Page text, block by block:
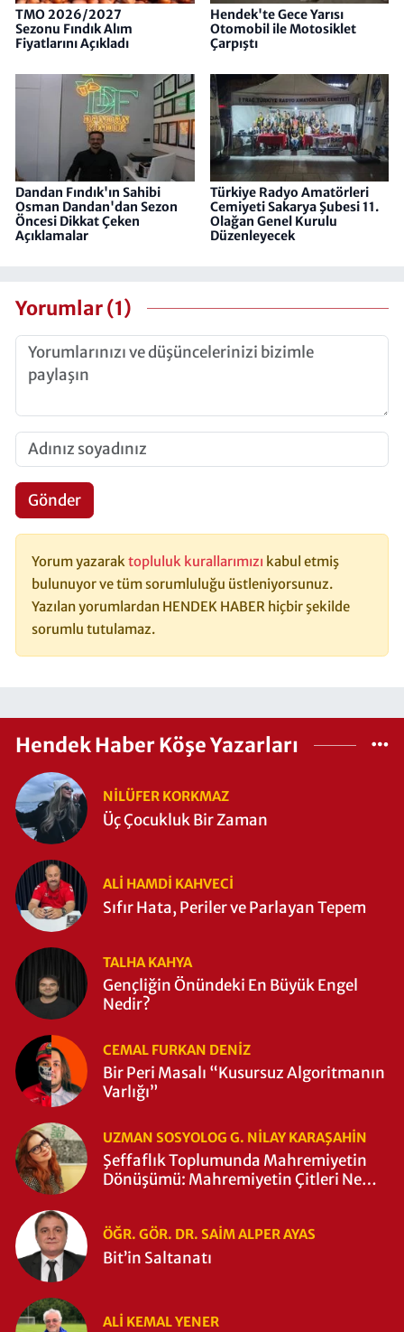
TMO 2026/2027
Sezonu Fındık Alım
Fiyatlarını Açıkladı
Hendek'te Gece Yarısı
Otomobil ile Motosiklet
Çarpıştı
Dandan Fındık'ın Sahibi
Osman Dandan'dan Sezon
Öncesi Dikkat Çeken
Açıklamalar
Türkiye Radyo Amatörleri
Cemiyeti​​​​​​​ Sakarya Şubesi 11.
Olağan Genel Kurulu
Düzenleyecek
Yorumlar (1)
Gönder
Yorum yazaraktopluluk kurallarımızı kabul etmiş
bulunuyor ve tüm sorumluluğu üstleniyorsunuz.
Yazılan yorumlardan HENDEK HABER hiçbir şekilde
sorumlu tutulamaz.
Hendek Haber Köşe Yazarları
NILÜFER KORKMAZ
Üç Çocukluk Bir Zaman
ALI HAMDI KAHVECİ
Sıfır Hata, Periler ve Parlayan Tepem
TALHA KAHYA
Gençliğin Önündeki En Büyük Engel
Nedir?
CEMAL FURKAN DENİZ
Bir Peri Masalı “Kusursuz Algoritmanın
Varlığı”
UZMAN SOSYOLOG G. NILAY KARAŞAHİN
Şeffaflık Toplumunda Mahremiyetin
Dönüşümü: Mahremiyetin Çitleri Ne
ÖĞR. GÖR. DR. SAIM ALPER AYAS
Bit’in Saltanatı
ALI KEMAL YENER